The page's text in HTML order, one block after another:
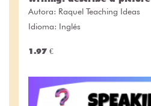
Autora: Raquel Teaching Ideas
Idioma: Inglés
1.97 €